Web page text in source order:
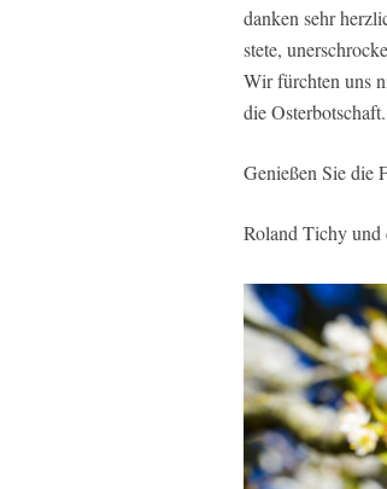
danken sehr
stete,
Wir fürchten uns
die
Genießen Sie die
Roland Tichy und